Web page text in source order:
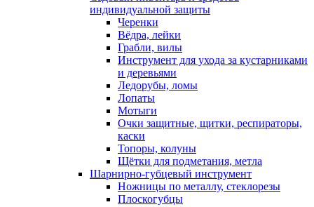
индивидуальной защиты
Черенки
Вёдра, лейки
Грабли, вилы
Инструмент для ухода за кустарниками
и деревьями
Ледорубы, ломы
Лопаты
Мотыги
Очки защитные, щитки, респираторы,
каски
Топоры, колуны
Щётки для подметания, метла
Шарнирно-губцевый инструмент
Ножницы по металлу, стеклорезы
Плоскогубцы